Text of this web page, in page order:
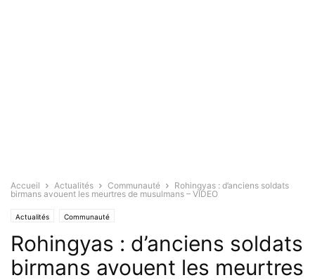
Accueil Actualités Communauté
Rohingyas : d’anciens soldats
birmans avouent les meurtres de musulmans – VIDEO
Actualités Communauté
Rohingyas : d’anciens soldats
birmans avouent les meurtres